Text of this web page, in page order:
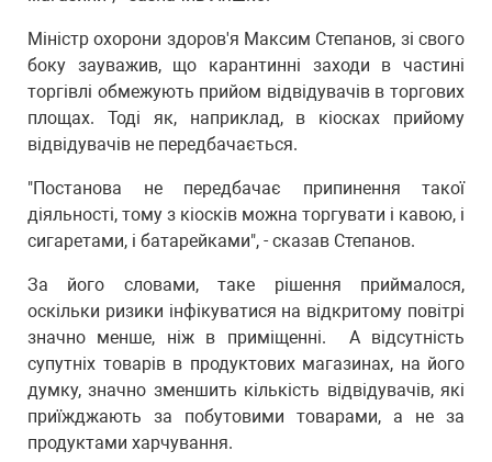
Міністр охорони здоров'я Максим Степанов, зі свого
боку зауважив, що карантинні заходи в частині
торгівлі обмежують прийом відвідувачів в торгових
площах. Тоді як, наприклад, в кіосках прийому
відвідувачів не передбачається.
"Постанова не передбачає припинення такої
діяльності, тому з кіосків можна торгувати і кавою, і
сигаретами, і батарейками", - сказав Степанов.
За його словами, таке рішення приймалося,
оскільки ризики інфікуватися на відкритому повітрі
значно менше, ніж в приміщенні. А відсутність
супутніх товарів в продуктових магазинах, на його
думку, значно зменшить кількість відвідувачів, які
приїжджають за побутовими товарами, а не за
продуктами харчування.